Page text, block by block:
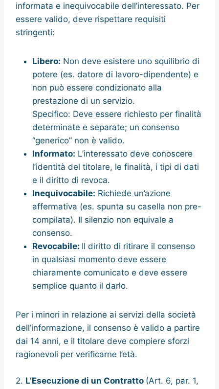
informata e inequivocabile dell’interessato. Per
essere valido, deve rispettare requisiti
stringenti:
Libero: Non deve esistere uno squilibrio di
potere (es. datore di lavoro-dipendente) e
non può essere condizionato alla
prestazione di un servizio.
Specifico: Deve essere richiesto per finalità
determinate e separate; un consenso
“generico” non è valido.
Informato: L’interessato deve conoscere
l’identità del titolare, le finalità, i tipi di dati
e il diritto di revoca.
Inequivocabile: Richiede un’azione
affermativa (es. spunta su casella non pre-
compilata). Il silenzio non equivale a
consenso.
Revocabile: Il diritto di ritirare il consenso
in qualsiasi momento deve essere
chiaramente comunicato e deve essere
semplice quanto il darlo.
Per i minori in relazione ai servizi della società
dell’informazione, il consenso è valido a partire
dai 14 anni, e il titolare deve compiere sforzi
ragionevoli per verificarne l’età.
2. L’Esecuzione di un Contratto (Art. 6, par. 1,